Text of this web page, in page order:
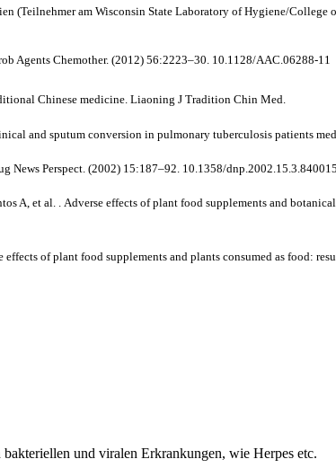
(Teilnehmer am Wisconsin State Laboratory of Hygiene/
Agents Chemother. (2012) 56:2223–30. 10.1128/AAC.06288-11
Chinese medicine. Liaoning J Tradition Chin Med.
and sputum conversion in pulmonary tuberculosis patients
News Perspect.(2002) 15:187–92. 10.1358/dnp.2002.15.3.840015
A, et al. . Adverse effects of plant food supplements and
effects of plant food supplements and plants consumed as food:
und viralen Erkrankungen, wie Herpes etc.